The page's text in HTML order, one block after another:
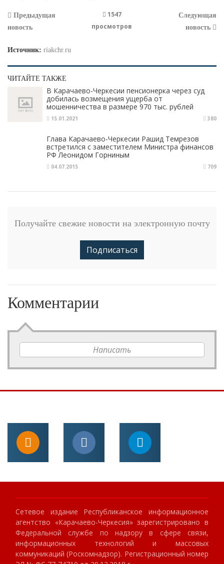
Предыдущая
новость
1547
просмотров
Следующая
новость
Источник: riakchr.ru
ЧИТАЙТЕ ТАКЖЕ
В Карачаево-Черкесии пенсионерка через суд
добилась возмещения ущерба от
мошенничества в размере 970 тыс. рублей ​
15.01.2021 380
Глава Карачаево-Черкесии Рашид Темрезов
встретился с заместителем Министра финансов
РФ Леонидом Горниным
04.07.2015 709
Получайте свежие новости на электронную почту
Подписаться
Комментарии
Написать
Сетевое издание Республиканское информационное
агентство «Карачаево-Черкесия» зарегистрировано в
Федеральной службе по надзору в сфере связи,
информационных технологий и массовых
коммуникаций (Роскомнадзор). Регистрационный номер